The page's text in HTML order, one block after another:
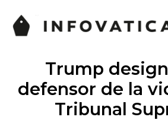
Trump
defensor de la
Tribunal